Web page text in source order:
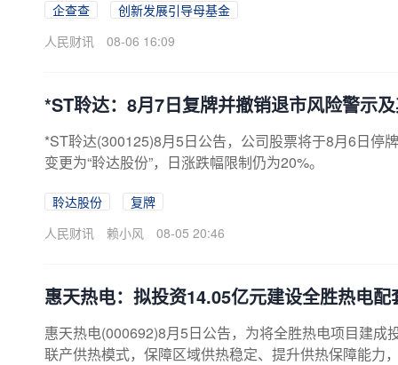
企查查
创新发展引导母基金
人民财讯
08-06 16:09
*ST聆达：8月7日复牌并撤销退市风险警示
*ST聆达(300125)8月5日公告，公司股票将于8月6日停
变更为“聆达股份”，日涨跌幅限制仍为20%。
聆达股份
复牌
人民财讯
赖小风 08-05 20:46
惠天热电：拟投资14.05亿元建设全胜热电
惠天热电(000692)8月5日公告，为将全胜热电项目建
联产供热模式，保障区域供热稳定、提升供热保障能力